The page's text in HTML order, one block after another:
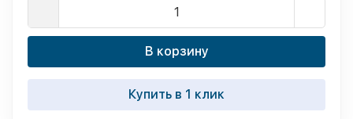
В корзину
Купить в 1 клик